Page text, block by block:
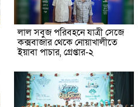
লাল সবুজ পরিবহনে যাত্রী সেজে
কক্সবাজার থেকে নোয়াখালীতে
ইয়াবা পাচার, গ্রেপ্তার-২